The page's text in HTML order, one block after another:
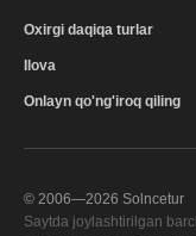
Oxirgi daqiqa turlar
Ilova
Onlayn qo'ng'iroq qiling
© 2006—2026 Solncetur
Saytda joylashtirilgan